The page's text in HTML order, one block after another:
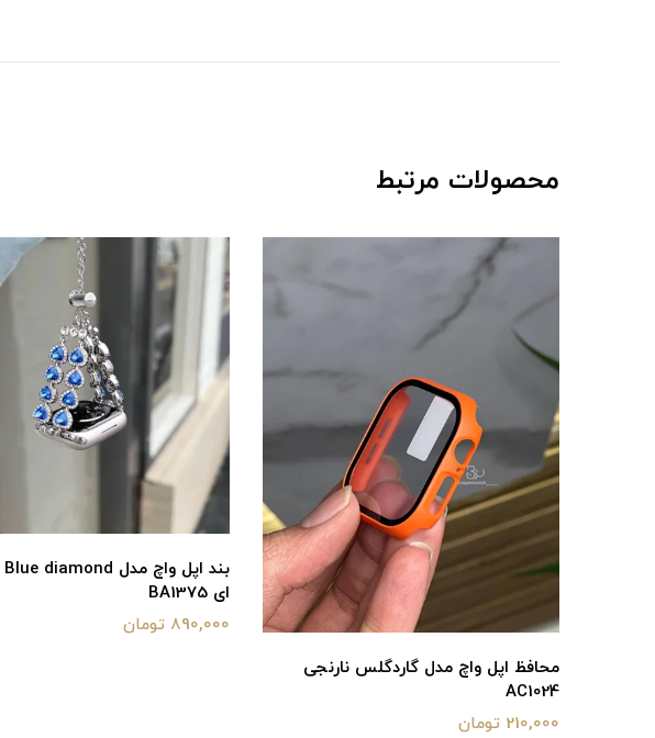
محصولات مرتبط
محافظ اپل واچ مدل گاردگلس نارنجی
AC1024
210,000 تومان
ای BA1375
890,000 تومان